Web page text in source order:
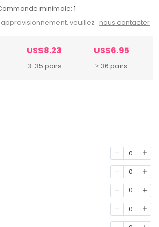
minimale: 1
veuillez nous contacter
US$8.23
3-35 pairs
US$6.95
≥ 36 pairs
0
0
0
0